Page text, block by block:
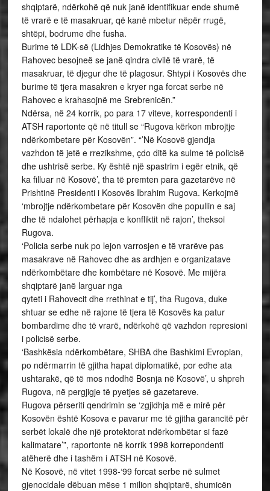
shqiptarë, ndërkohë që nuk janë identifikuar ende shumë
të vrarë e të masakruar, që kanë mbetur nëpër rrugë,
shtëpi, bodrume dhe fusha.
Burime të LDK-së (Lidhjes Demokratike të Kosovës) në
Rahovec besojneë se janë qindra civilë të vrarë, të
masakruar, të djegur dhe të plagosur. Shtypi i Kosovës dhe
burime të tjera masakren e kryer nga forcat serbe në
Rahovec e krahasojnë me Srebrenicën.”
Ndërsa, në 24 korrik, po para 17 viteve, korrespondenti i
ATSH raportonte që në titull se “Rugova kërkon mbrojtje
ndërkombetare për Kosovën”. “’Në Kosovë gjendja
vazhdon të jetë e rrezikshme, çdo ditë ka sulme të policisë
dhe ushtrisë serbe. Ky është një spastrim i egër etnik, që
ka filluar në Kosovë’, tha të premten para gazetarëve në
Prishtinë Presidenti i Kosovës Ibrahim Rugova. Kerkojmë
‘mbrojtje ndërkombetare për Kosovën dhe popullin e saj
dhe të ndalohet përhapja e konfliktit në rajon’, theksoi
Rugova.
‘Policia serbe nuk po lejon varrosjen e të vrarëve pas
masakrave në Rahovec dhe as ardhjen e organizatave
ndërkombëtare dhe kombëtare në Kosovë. Me mijëra
shqiptarë janë larguar nga
qyteti i Rahovecit dhe rrethinat e tij’, tha Rugova, duke
shtuar se edhe në rajone të tjera të Kosovës ka patur
bombardime dhe të vrarë, ndërkohë që vazhdon represioni
i policisë serbe.
‘Bashkësia ndërkombëtare, SHBA dhe Bashkimi Evropian,
po ndërmarrin të gjitha hapat diplomatikë, por edhe ata
ushtarakë, që të mos ndodhë Bosnja në Kosovë’, u shpreh
Rugova, në pergjigje të pyetjes së gazetareve.
Rugova përseriti qendrimin se ‘zgjidhja më e mirë për
Kosovën është Kosova e pavarur me të gjitha garancitë për
serbët lokalë dhe një protektorat ndërkombëtar si fazë
kalimatare’”, raportonte në korrik 1998 korrepondenti
atëherë dhe i tashëm i ATSH në Kosovë.
Në Kosovë, në vitet 1998-‘99 forcat serbe në sulmet
gjenocidale dëbuan mëse 1 milion shqiptarë, shumicën